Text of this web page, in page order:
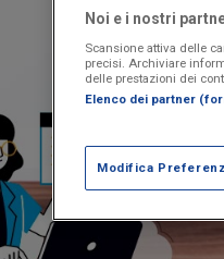
Noi e i nostri
Scansione attiva delle
precisi. Archiviare
delle prestazioni dei
Elenco dei partner
Modifica